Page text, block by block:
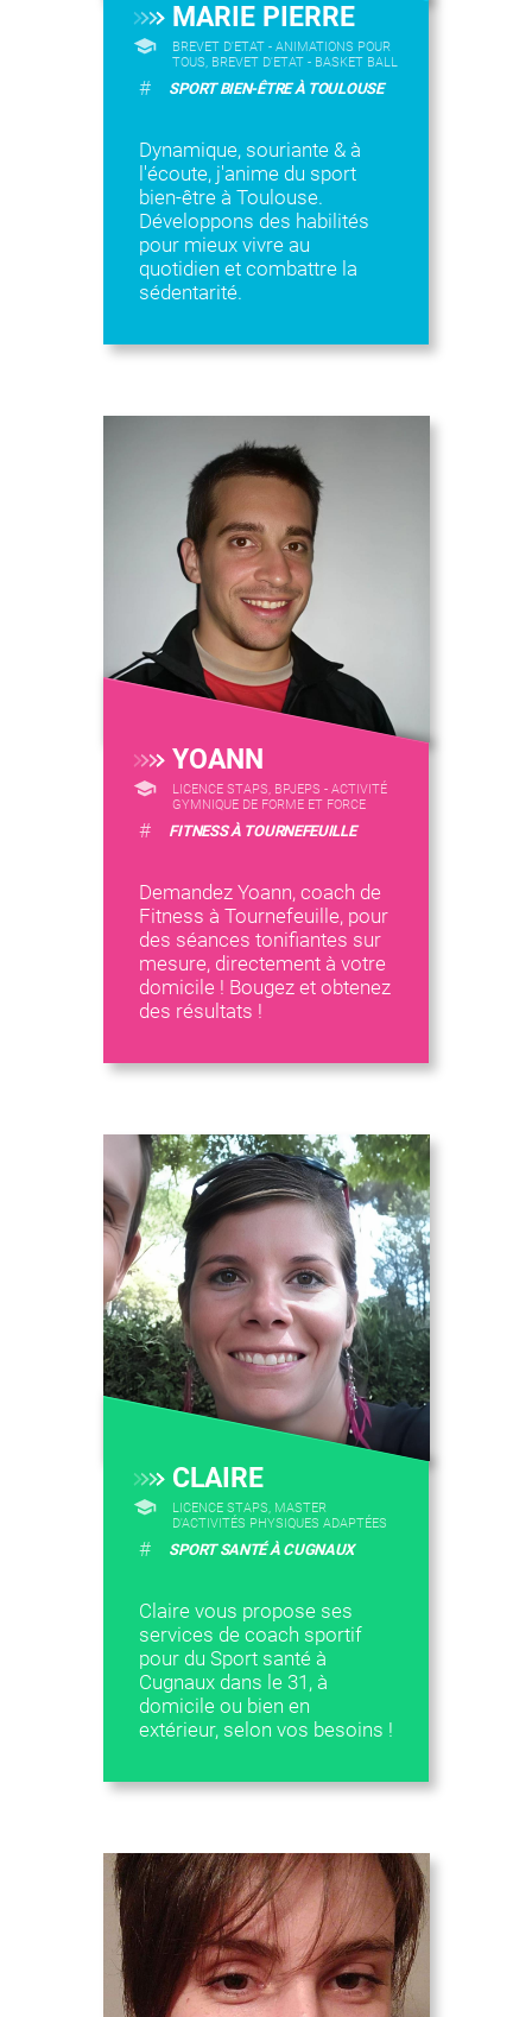
MARIE PIERRE
BREVET D'ETAT - ANIMATIONS POUR
TOUS, BREVET D'ETAT - BASKET BALL
# SPORT BIEN-ÊTRE À TOULOUSE
Dynamique, souriante & à
l'écoute, j'anime du sport
bien-être à Toulouse.
Développons des habilités
pour mieux vivre au
quotidien et combattre la
sédentarité.
YOANN
LICENCE STAPS, BPJEPS - ACTIVITÉ
GYMNIQUE DE FORME ET FORCE
# FITNESS À TOURNEFEUILLE
Demandez Yoann, coach de
Fitness à Tournefeuille, pour
des séances tonifiantes sur
mesure, directement à votre
domicile ! Bougez et obtenez
des résultats !
CLAIRE
LICENCE STAPS, MASTER
D'ACTIVITÉS PHYSIQUES ADAPTÉES
# SPORT SANTÉ À CUGNAUX
Claire vous propose ses
services de coach sportif
pour du Sport santé à
Cugnaux dans le 31, à
domicile ou bien en
extérieur, selon vos besoins !